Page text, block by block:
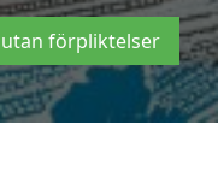
förpliktelser